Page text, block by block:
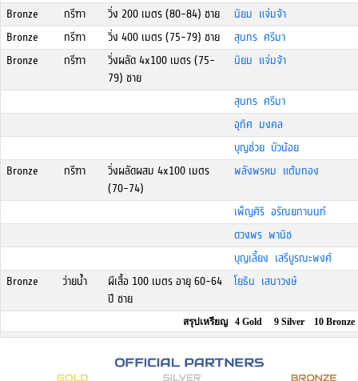
Bronze
กรีฑา วิ่ง 200 เมตร (80-84) ชาย
นิยม แจ่มจ้า
Bronze
กรีฑา วิ่ง 400 เมตร (75-79) ชาย
สุนทร ศรีมา
Bronze
กรีฑา
วิ่งผลัด 4x100 เมตร (75-
79) ชาย
นิยม แจ่มจ้า
สุนทร ศรีมา
อุทิศ มงคล
บุญช่วย บัวน้อย
Bronze
กรีฑา
วิ่งผลัดผสม 4x100 เมตร
(70-74)
พลังพรหม แต้มทอง
เพ็ญศิริ อรัณยกานนท์
ดวงพร พานิช
บุญเลี้ยง เสรีบูรณะพงศ์
Bronze
ว่ายน้ำ
ผีเสื้อ 100 เมตร อายุ 60-64
ปี ชาย
โยธิน เสนาวงษ์
สรุปเหรียญ 4 Gold 9 Silver 10 Bronze